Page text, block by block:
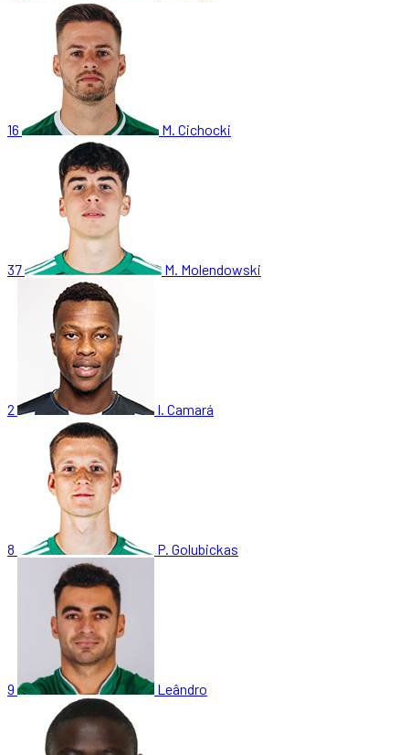
16 M. Cichocki
37 M. Molendowski
2 I. Camará
8 P. Golubickas
9 Leândro